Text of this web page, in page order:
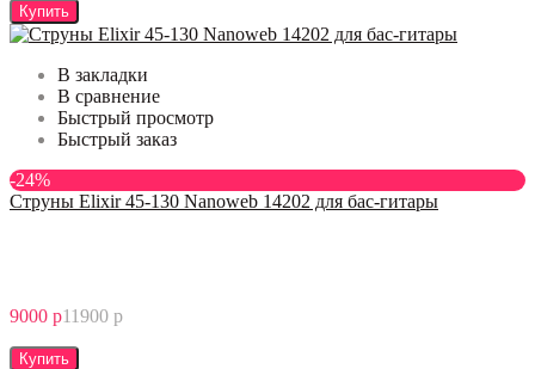
Купить
В закладки
В сравнение
Быстрый просмотр
Быстрый заказ
-24%
Струны Elixir 45-130 Nanoweb 14202 для бас-гитары
9000 р11900 р
Купить